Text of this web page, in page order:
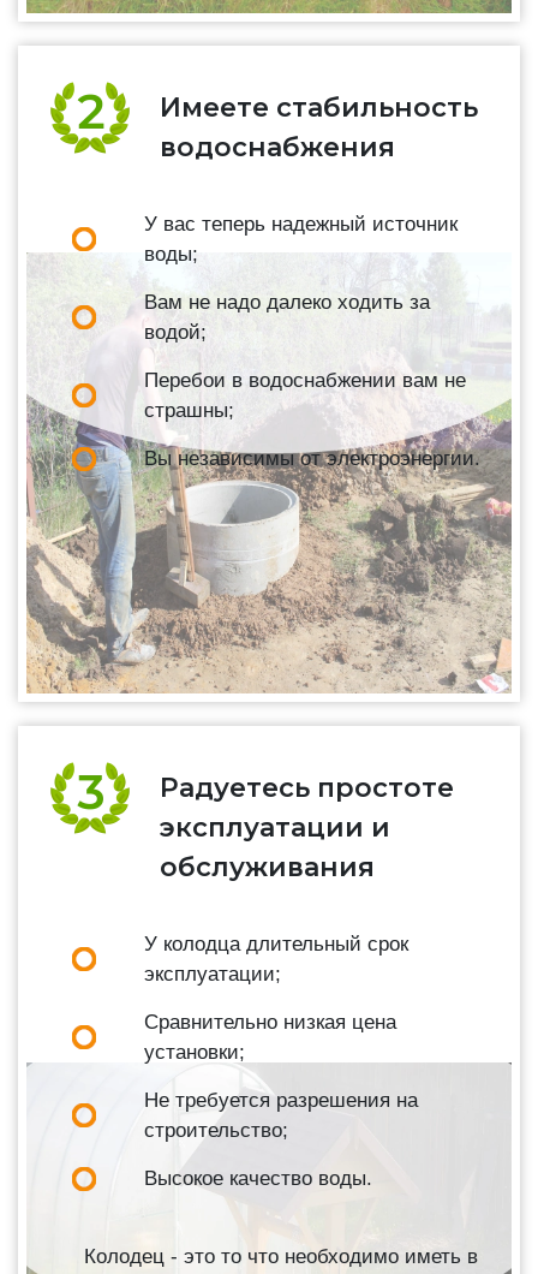
Имеете стабильность
водоснабжения
У вас теперь надежный источник
воды;
Вам не надо далеко ходить за
водой;
Перебои в водоснабжении вам не
страшны;
Вы независимы от электроэнергии.
Радуетесь простоте
эксплуатации и
обслуживания
У колодца длительный срок
эксплуатации;
Сравнительно низкая цена
установки;
Не требуется разрешения на
строительство;
Высокое качество воды.
Колодец - это то что необходимо иметь в